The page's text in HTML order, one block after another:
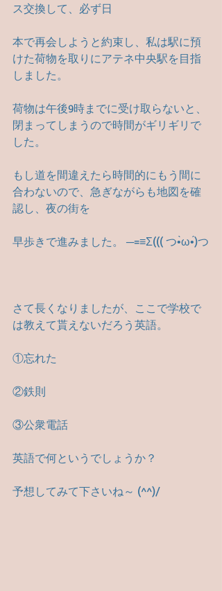
ス交換して、必ず日
本で再会しようと約束し、私は駅に預
けた荷物を取りにアテネ中央駅を目指
しました。
荷物は午後9時までに受け取らないと、
閉まってしまうので時間がギリギリで
した。
もし道を間違えたら時間的にもう間に
合わないので、急ぎながらも地図を確
認し、夜の街を
早歩きで進みました。 ─=≡Σ((( つ•̀ω•́)つ
さて長くなりましたが、ここで学校で
は教えて貰えないだろう英語。
①忘れた
②鉄則
③公衆電話
英語で何というでしょうか？
予想してみて下さいね～ (^^)/